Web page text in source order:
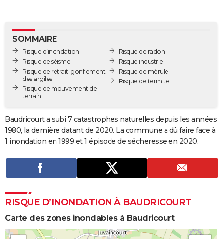
GUIDES D'ACHAT
BONS PLANS
CARTE DE VOEUX
Carte de Noël
Carte Bonne année
Carte Saint-Valentin
Carte Pâques
Carte d'anniversaire
DICTIONNAIRE
COPAINS D'AVANT
Bricolage
Lifestyle
Culture
Sport
Auto
Television
Voyage
Cinema
SOMMAIRE
Risque d’inondation
Risque de séisme
Risque de retrait-gonflement
des argiles
Risque de mouvement de
terrain
Risque de radon
Risque industriel
Risque de mérule
Risque de termite
Baudricourt a subi 7 catastrophes naturelles depuis les années
1980, la dernière datant de 2020. La commune a dû faire face à
1 inondation en 1999 et 1 épisode de sécheresse en 2020.
RISQUE D’INONDATION À BAUDRICOURT
Carte des zones inondables à Baudricourt